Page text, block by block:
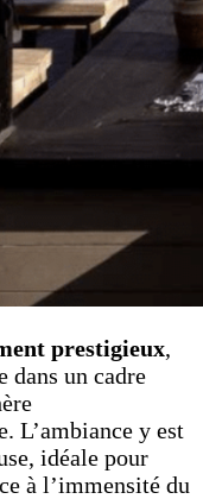
prestigieux,
dans un cadre
L’ambiance y est
idéale pour
à l’immensité du